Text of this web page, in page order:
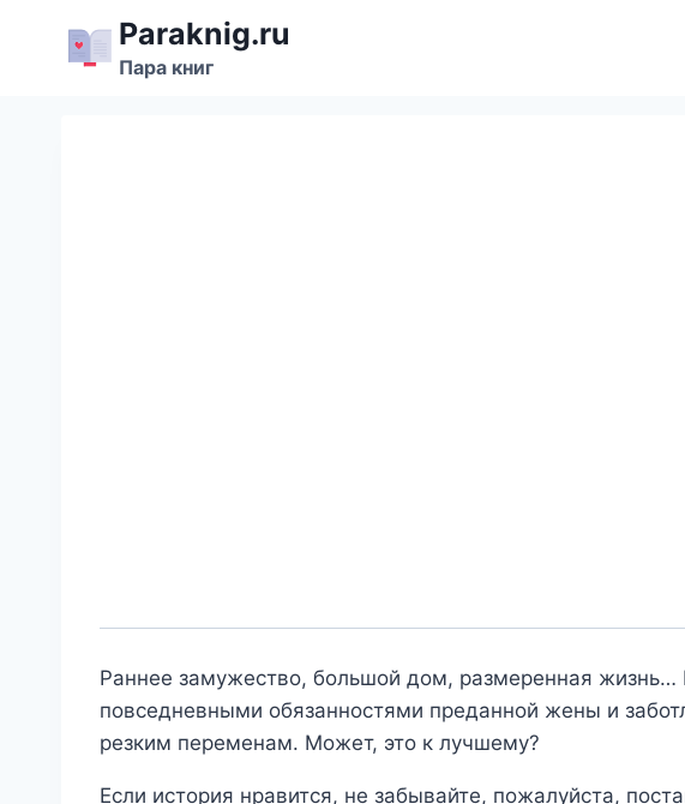
содержимому
Paraknig.ru
Пара книг
Раннее замужество, большой дом, размеренная жизнь…
повседневными обязанностями преданной жены и
резким переменам. Может, это к лучшему?
Если история нравится, не забывайте, пожалуйста,